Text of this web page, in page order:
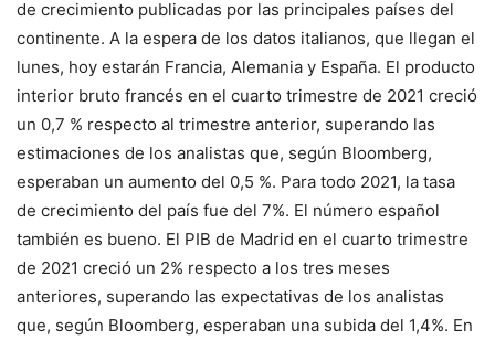
de crecimiento publicadas por las principales países del
continente. A la espera de los datos italianos, que llegan el
lunes, hoy estarán Francia, Alemania y España. El producto
interior bruto francés en el cuarto trimestre de 2021 creció
un 0,7 % respecto al trimestre anterior, superando las
estimaciones de los analistas que, según Bloomberg,
esperaban un aumento del 0,5 %. Para todo 2021, la tasa
de crecimiento del país fue del 7%. El número español
también es bueno. El PIB de Madrid en el cuarto trimestre
de 2021 creció un 2% respecto a los tres meses
anteriores, superando las expectativas de los analistas
que, según Bloomberg, esperaban una subida del 1,4%. En